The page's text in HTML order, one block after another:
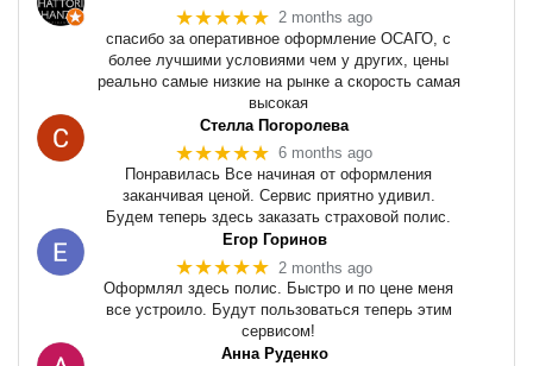
★★★★★ 2 months ago
спасибо за оперативное оформление ОСАГО, с
более лучшими условиями чем у других, цены
реально самые низкие на рынке а скорость самая
высокая
Стелла Погоролева
★★★★★ 6 months ago
Понравилась Все начиная от оформления
заканчивая ценой. Сервис приятно удивил.
Будем теперь здесь заказать страховой полис.
Егор Горинов
★★★★★ 2 months ago
Оформлял здесь полис. Быстро и по цене меня
все устроило. Будут пользоваться теперь этим
сервисом!
Анна Руденко